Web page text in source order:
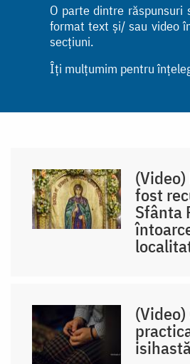
O parte dintre răspunsuri
format text și/ sau video
secțiuni.
Îți mulțumim pentru
fost
Sfânta